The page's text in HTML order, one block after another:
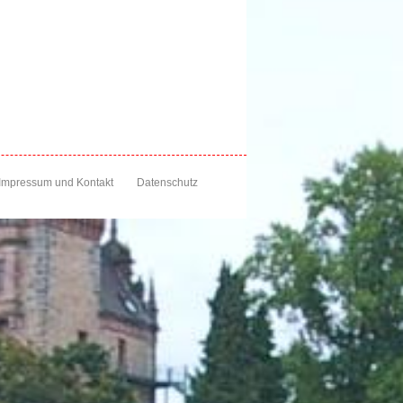
und Kontakt Datenschutz